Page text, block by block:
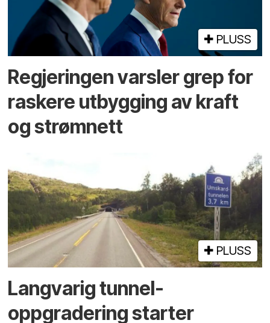
PLUSS
Regjeringen varsler grep for
raskere utbygging av kraft
og strømnett
PLUSS
Langvarig tunnel­
oppgradering starter